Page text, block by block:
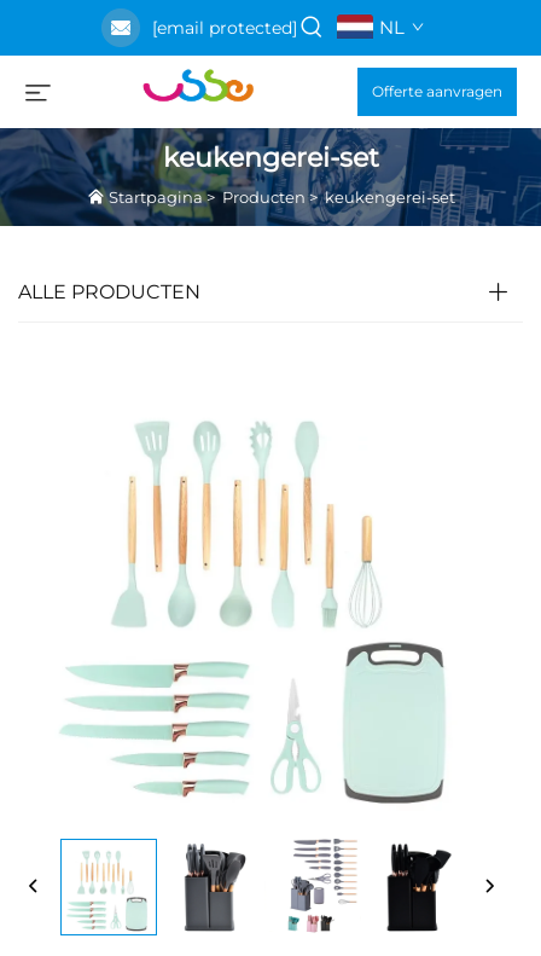
[email protected] NL
Offerte aanvragen
keukengerei-set
Startpagina>Producten>keukengerei-set
ALLE PRODUCTEN